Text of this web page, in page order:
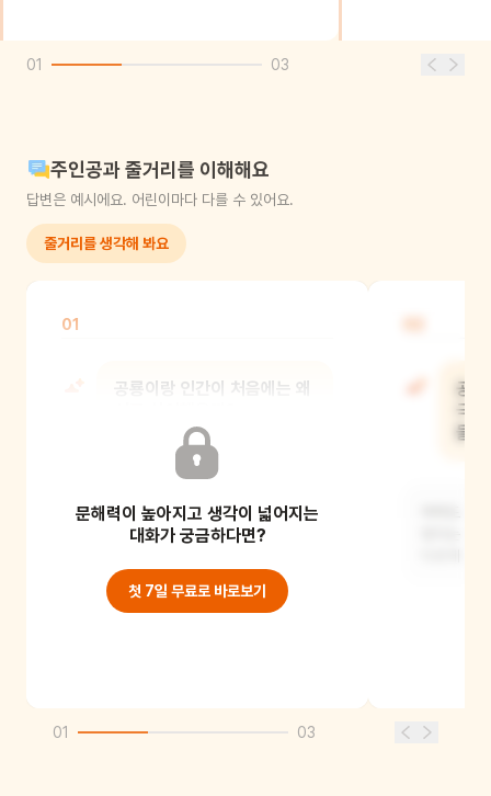
01 03
주인공과 줄거리를 이해해요
답변은 예시에요. 어린이마다 다를 수 있어요.
줄거리를 생각해 봐요
01
공룡이랑 인간이 처음에는 왜
무서워하고 이해하지 못했을 거예요.
공룡은 크고 강해 보
문해력이 높아지고 생각이 넓어지는
대화가 궁금하다면?
첫 7일 무료로 바로보기
공
극
들
01 03